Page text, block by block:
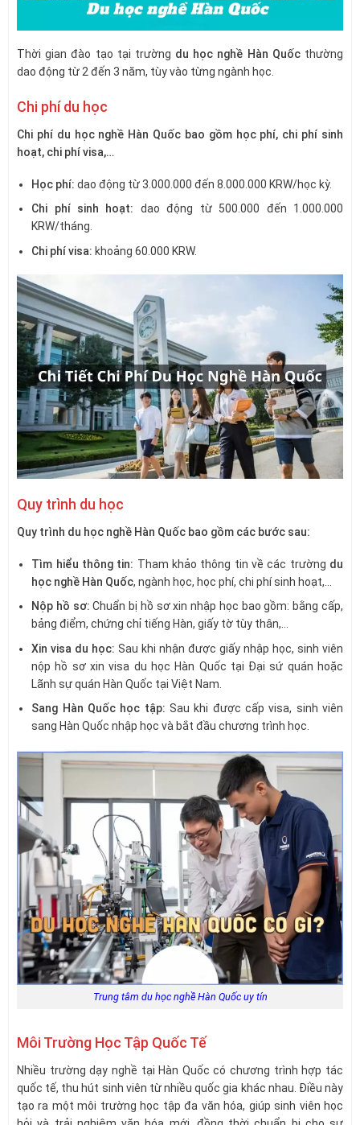
Thời gian đào tạo tại trường du học nghề Hàn Quốcthường
dao động từ 2 đến 3 năm, tùy vào từng ngành học.
Chi phí du học
Chi phí du học nghề Hàn Quốc bao gồm học phí, chi phí sinh
hoạt, chi phí visa,…
Học phí: dao động từ 3.000.000 đến 8.000.000 KRW/học kỳ.
Chi phí sinh hoạt: dao động từ 500.000 đến 1.000.000
KRW/tháng.
Chi phí visa: khoảng 60.000 KRW.
Quy trình du học
Quy trình du học nghề Hàn Quốc bao gồm các bước sau:
Tìm hiểu thông tin: Tham khảo thông tin về các trường du
học nghề Hàn Quốc, ngành học, học phí, chi phí sinh hoạt,…
Nộp hồ sơ: Chuẩn bị hồ sơ xin nhập học bao gồm: bằng cấp,
bảng điểm, chứng chỉ tiếng Hàn, giấy tờ tùy thân,…
Xin visa du học: Sau khi nhận được giấy nhập học, sinh viên
nộp hồ sơ xin visa du học Hàn Quốc tại Đại sứ quán hoặc
Lãnh sự quán Hàn Quốc tại Việt Nam.
Sang Hàn Quốc học tập: Sau khi được cấp visa, sinh viên
sang Hàn Quốc nhập học và bắt đầu chương trình học.
Trung tâm du học nghề Hàn Quốc uy tín
Môi Trường Học Tập Quốc Tế
Nhiều trường dạy nghề tại Hàn Quốc có chương trình hợp tác
quốc tế, thu hút sinh viên từ nhiều quốc gia khác nhau. Điều này
tạo ra một môi trường học tập đa văn hóa, giúp sinh viên học